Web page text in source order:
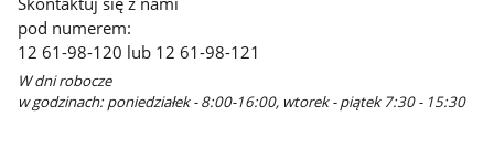
pod numerem:
12 61-98-120 lub 12 61-98-121
W dni robocze
w godzinach: poniedziałek - 8:00-16:00, wtorek - piątek 7:30 - 15:30